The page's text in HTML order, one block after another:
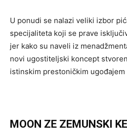
U ponudi se nalazi veliki izbor
specijaliteta koji se prave
jer kako su naveli iz
novi ugostiteljski koncept
istinskim prestoničkim ugođajem
MOON ZE ZEMUNSKI